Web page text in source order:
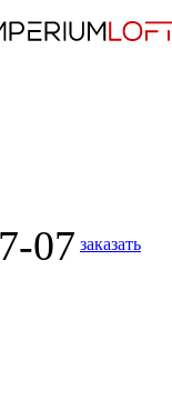
07 заказать